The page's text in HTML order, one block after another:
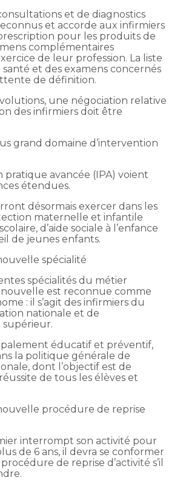
et de diagnostics
et accorde aux infirmiers
pour les produits de
complémentaires
de leur profession. La liste
et des examens concernés
de définition.
une négociation relative
des infirmiers doit être
grand domaine d’intervention
pratique avancée (IPA) voient
étendues.
désormais exercer dans les
maternelle et infantile
d’aide sociale à l’enfance
de jeunes enfants.
spécialité
spécialités du métier
nouvelle est reconnue comme
: il s’agit des infirmiers du
nationale et de
supérieur.
éducatif et préventif,
la politique générale de
dont l’objectif est de
de tous les élèves et
procédure de reprise
interrompt son activité pour
de 6 ans, il devra se conformer
de reprise d’activité s’il